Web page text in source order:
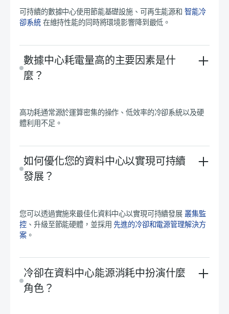
可持續的數據中心使用節能基礎設施、可再生能源和 智能冷
卻系統在維持性能的同時將環境影響降到最低。
數據中心耗電量高的主要因素是什
麼？
高功耗通常源於運算密集的操作、低效率的冷卻系統以及硬
體利用不足。
如何優化您的資料中心以實現可持續
發展？
您可以透過實施來最佳化資料中心以實現可持續發展 叢集監
控 、升級至節能硬體，並採用先進的冷卻和電源管理解決方
案 。
冷卻在資料中心能源消耗中扮演什麼
角色？